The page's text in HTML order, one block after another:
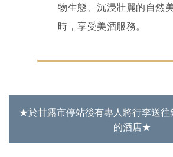
物生態、沉浸壯麗的自然
時，享受美酒服務。
★於甘露市停站後有專人將行李送往
的酒店★